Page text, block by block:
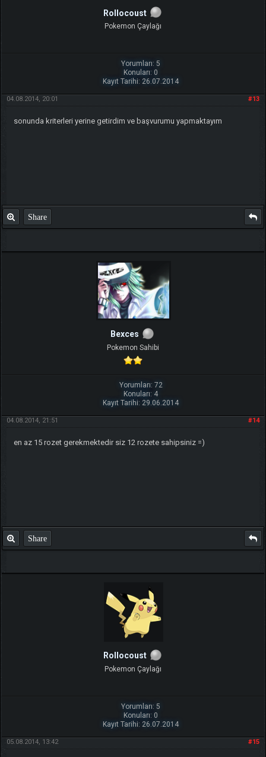
Rollocoust
Pokemon Çaylağı
Yorumları: 5
Konuları: 0
Kayıt Tarihi: 26.07.2014
#13
04.08.2014, 20:01
sonunda kriterleri yerine getirdim ve başvurumu yapmaktayım
Share
Bexces
Pokemon Sahibi
Yorumları: 72
Konuları: 4
Kayıt Tarihi: 29.06.2014
#14
04.08.2014, 21:51
en az 15 rozet gerekmektedir siz 12 rozete sahipsiniz =)
Share
Rollocoust
Pokemon Çaylağı
Yorumları: 5
Konuları: 0
Kayıt Tarihi: 26.07.2014
#15
05.08.2014, 13:42